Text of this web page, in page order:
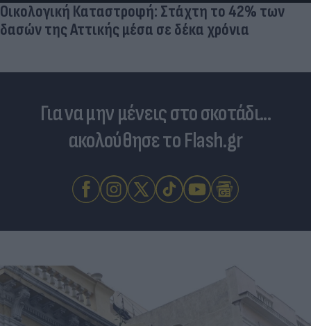
Οικολογική Καταστροφή: Στάχτη το 42% των
δασών της Αττικής μέσα σε δέκα χρόνια
Για να μην μένεις στο σκοτάδι...
ακολούθησε το Flash.gr